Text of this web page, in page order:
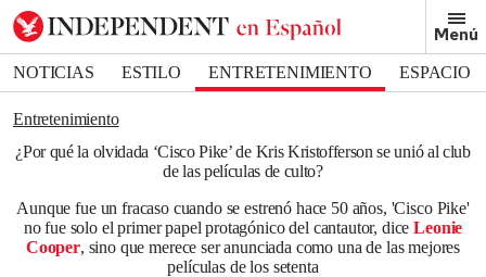
Menú
NOTICIAS ESTILO ENTRETENIMIENTO
ESPACIO
DEPORTES
Entretenimiento
¿Por qué la olvidada ‘Cisco Pike’ de Kris Kristofferson se unió al club
de las películas de culto?
Aunque fue un fracaso cuando se estrenó hace 50 años, 'Cisco Pike'
no fue solo el primer papel protagónico del cantautor, diceLeonie
Cooper, sino que merece ser anunciada como una de las mejores
películas de los setenta
Bookmark popover
Removed from bookmarks
Close popover